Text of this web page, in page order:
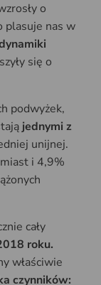
o
plasuje nas w
się o
podwyżek,
jednymi z
unijnej.
i 4,9%
cały
roku.
właściwie
czynników: